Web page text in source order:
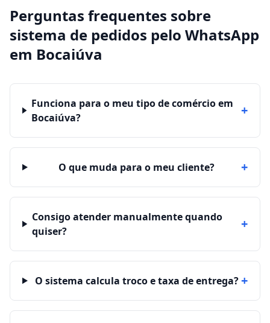
Perguntas frequentes sobre
sistema de pedidos pelo WhatsApp
em Bocaiúva
Funciona para o meu tipo de comércio em
Bocaiúva?
+
O que muda para o meu cliente? +
Consigo atender manualmente quando
quiser?
+
O sistema calcula troco e taxa de entrega?+